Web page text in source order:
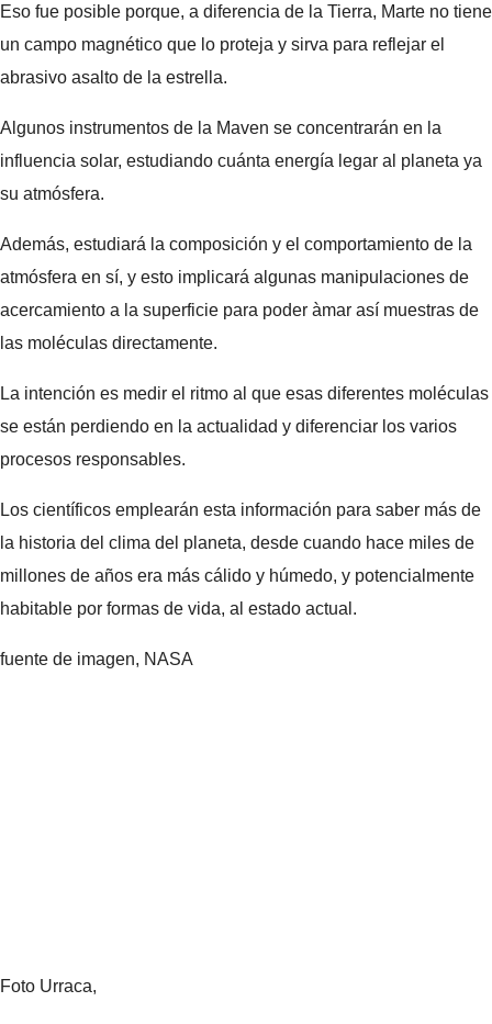
Eso fue posible porque, a diferencia de la Tierra, Marte no tiene
un campo magnético que lo proteja y sirva para reflejar el
abrasivo asalto de la estrella.
Algunos instrumentos de la Maven se concentrarán en la
influencia solar, estudiando cuánta energía legar al planeta ya
su atmósfera.
Además, estudiará la composición y el comportamiento de la
atmósfera en sí, y esto implicará algunas manipulaciones de
acercamiento a la superficie para poder àmar así muestras de
las moléculas directamente.
La intención es medir el ritmo al que esas diferentes moléculas
se están perdiendo en la actualidad y diferenciar los varios
procesos responsables.
Los científicos emplearán esta información para saber más de
la historia del clima del planeta, desde cuando hace miles de
millones de años era más cálido y húmedo, y potencialmente
habitable por formas de vida, al estado actual.
fuente de imagen, NASA
Foto Urraca,